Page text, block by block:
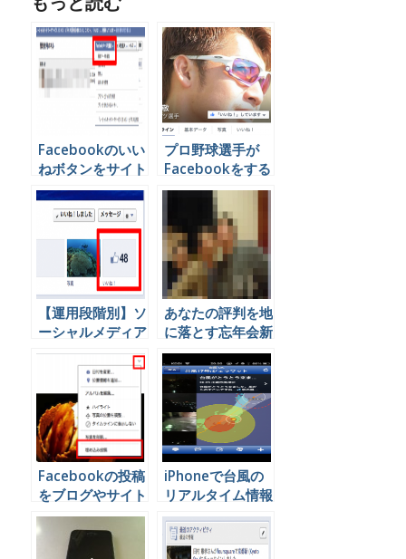
Facebookのいい
ねボタンをサイト
やブログに掲載す
る方法
プロ野球選手が
Facebookをする
時に注意すること
【運用段階別】ソ
ーシャルメディア
を企業が運営する
ときに設定するべ
きＫＰＩとは
あなたの評判を地
に落とす忘年会新
年会でのソーシャ
ルメディアの使い
方ｗｗ
Facebookの投稿
をブログやサイト
に埋め込む方法
iPhoneで台風の
リアルタイム情報
を知る